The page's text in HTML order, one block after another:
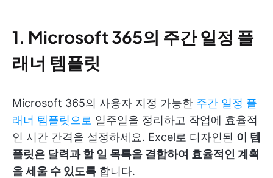
1. Microsoft 365의 주간 일정 플
래너 템플릿
Microsoft 365의 사용자 지정 가능한 주간 일정 플
래너 템플릿으로 일주일을 정리하고 작업에 효율적
인 시간 간격을 설정하세요. Excel로 디자인된 이 템
플릿은 달력과 할 일 목록을 결합하여 효율적인 계획
을 세울 수 있도록 합니다.